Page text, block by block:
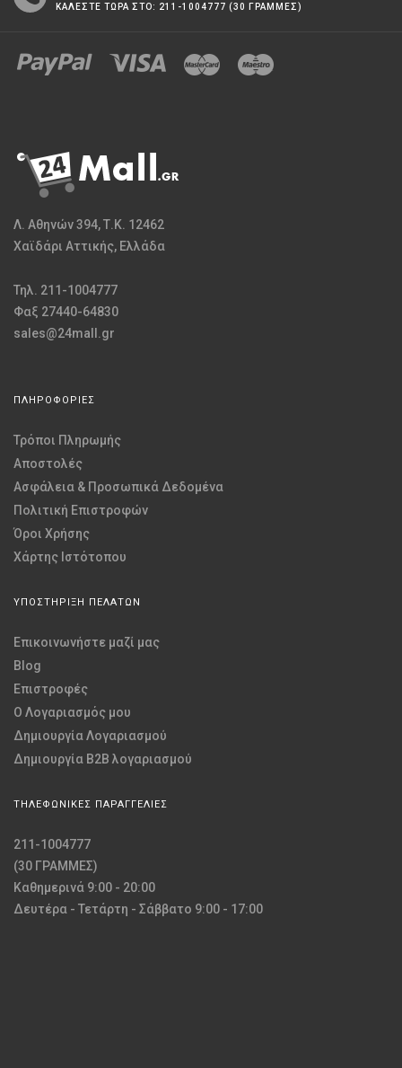
ΚΑΛΕΣΤΕ ΤΩΡΑ ΣΤΟ: 211-1004777 (30 ΓΡΑΜΜΕΣ)
Λ. Αθηνών 394, Τ.Κ. 12462
Χαϊδάρι Αττικής, Ελλάδα
Τηλ. 211-1004777
Φαξ 27440-64830
sales@24mall.gr
ΠΛΗΡΟΦΟΡΙΕΣ
Τρόποι Πληρωμής
Αποστολές
Ασφάλεια & Προσωπικά Δεδομένα
Πολιτική Επιστροφών
Όροι Χρήσης
Χάρτης Ιστότοπου
ΥΠΟΣΤΗΡΙΞΗ ΠΕΛΑΤΩΝ
Επικοινωνήστε μαζί μας
Blog
Επιστροφές
O Λογαριασμός μου
Δημιουργία Λογαριασμού
Δημιουργία B2B λογαριασμού
ΤΗΛΕΦΩΝΙΚΕΣ ΠΑΡΑΓΓΕΛΙΕΣ
211-1004777
(30 ΓΡΑΜΜΕΣ)
Καθημερινά 9:00 - 20:00
Δευτέρα - Τετάρτη - Σάββατο 9:00 - 17:00